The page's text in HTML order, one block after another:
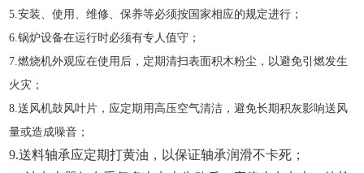
5.安装、使用、维修、保养等必须按国家相应的规定进行；
6.锅炉设备在运行时必须有专人值守；
7.燃烧机外观应在使用后，定期清扫表面积木粉尘，以避免引燃发生
火灾；
8.送风机鼓风叶片，应定期用高压空气清洁，避免长期积灰影响送风
量或造成噪音；
9.送料轴承应定期打黄油，以保证轴承润滑不卡死；